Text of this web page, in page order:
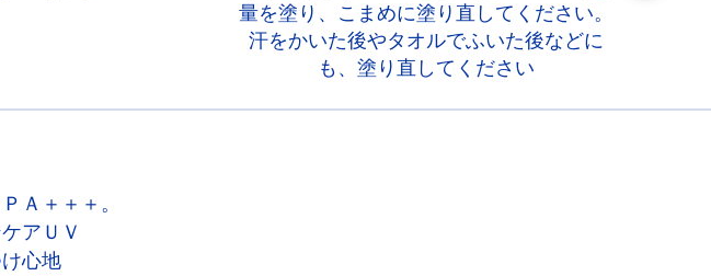
量を塗り、こまめに塗り直してください。
汗をかいた後やタオルでふいた後などに
も、塗り直してください
Ａ＋＋＋。
アＵＶ
心地